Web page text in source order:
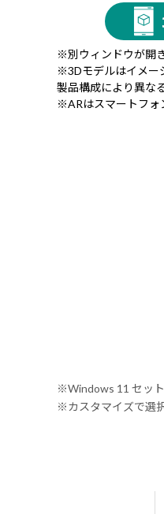
※別ウィンドウが開き
※3Dモデルはイメー
製品構成により異な
※ARはスマートフォ
※Windows 11 セッ
※カスタマイズで選